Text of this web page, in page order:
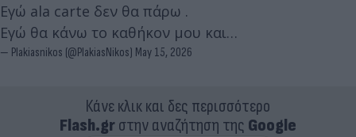
Εγώ ala carte δεν θα πάρω .
Εγώ θα κάνω το καθήκον μου και…
— Plakiasnikos (@PlakiasNikos) May 15, 2026
Κάνε κλικ και δες περισσότερο
Flash.grστην αναζήτηση της Google